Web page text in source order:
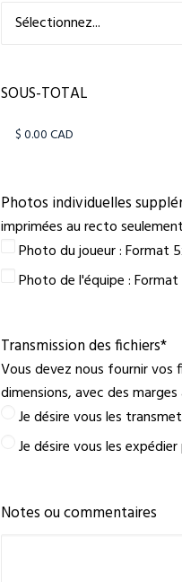
SOUS-TOTAL
Photos individuelles
imprimées au recto seulement
Photo du joueur : Format
Photo de l'équipe : Format
Transmission des fichiers*
Vous devez nous fournir vos
dimensions, avec des
Je désire vous les
Je désire vous les
Notes ou commentaires